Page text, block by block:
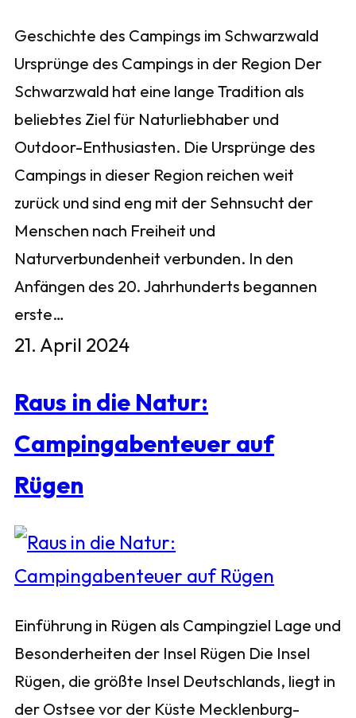
Geschichte des Campings im Schwarzwald
Ursprünge des Campings in der Region Der
Schwarzwald hat eine lange Tradition als
beliebtes Ziel für Naturliebhaber und
Outdoor-Enthusiasten. Die Ursprünge des
Campings in dieser Region reichen weit
zurück und sind eng mit der Sehnsucht der
Menschen nach Freiheit und
Naturverbundenheit verbunden. In den
Anfängen des 20. Jahrhunderts begannen
erste…
21. April 2024
Raus in die Natur:
Campingabenteuer auf
Rügen
Einführung in Rügen als Campingziel Lage und
Besonderheiten der Insel Rügen Die Insel
Rügen, die größte Insel Deutschlands, liegt in
der Ostsee vor der Küste Mecklenburg-